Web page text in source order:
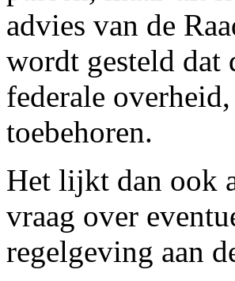
advies van de
wordt gesteld dat
federale
toebehoren.
Het lijkt dan ook
vraag over
regelgeving aan